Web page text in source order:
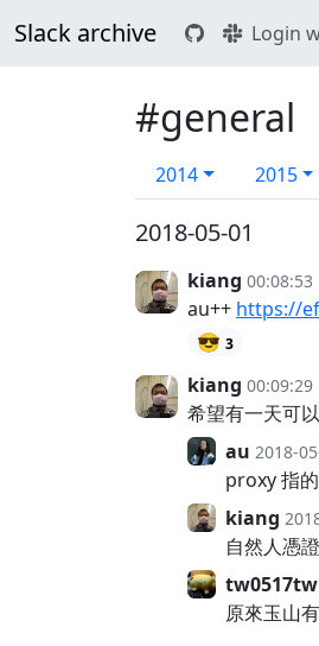
Slack archive Login
#general
2014 2015
2018-05-01
kiang 00:08:53
au++ https://
😎 3
kiang 00:09:29
希望有一天可
au 2018-
proxy 指
kiang
自然人憑
tw0517tw
原來玉山